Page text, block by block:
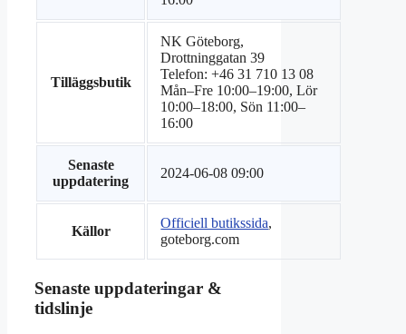
Tilläggsbutik
NK Göteborg,
Drottninggatan 39
Telefon: +46 31 710 13 08
Mån–Fre 10:00–19:00, Lör
10:00–18:00, Sön 11:00–
16:00
Senaste
uppdatering
2024-06-08 09:00
Källor
Officiell butikssida,
goteborg.com
Senaste uppdateringar &
tidslinje